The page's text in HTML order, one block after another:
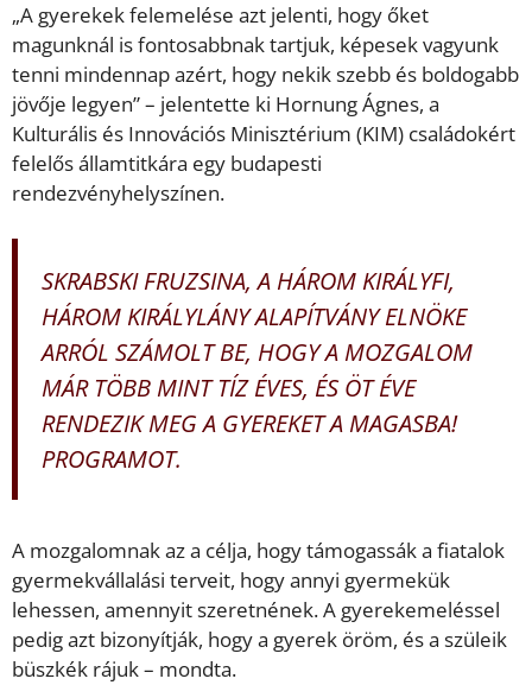
„A gyerekek felemelése azt jelenti, hogy őket
magunknál is fontosabbnak tartjuk, képesek vagyunk
tenni mindennap azért, hogy nekik szebb és boldogabb
jövője legyen” – jelentette ki Hornung Ágnes, a
Kulturális és Innovációs Minisztérium (KIM) családokért
felelős államtitkára egy budapesti
rendezvényhelyszínen.
SKRABSKI FRUZSINA, A HÁROM KIRÁLYFI,
HÁROM KIRÁLYLÁNY ALAPÍTVÁNY ELNÖKE
ARRÓL SZÁMOLT BE, HOGY A MOZGALOM
MÁR TÖBB MINT TÍZ ÉVES, ÉS ÖT ÉVE
RENDEZIK MEG A GYEREKET A MAGASBA!
PROGRAMOT.
A mozgalomnak az a célja, hogy támogassák a fiatalok
gyermekvállalási terveit, hogy annyi gyermekük
lehessen, amennyit szeretnének. A gyerekemeléssel
pedig azt bizonyítják, hogy a gyerek öröm, és a szüleik
büszkék rájuk – mondta.